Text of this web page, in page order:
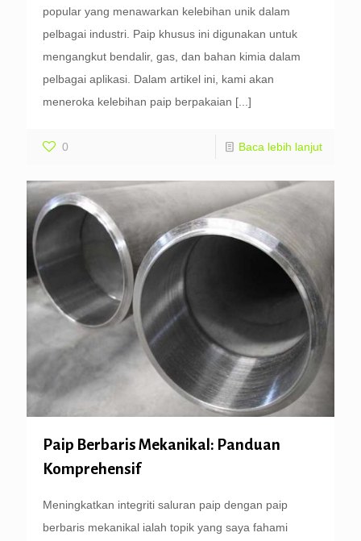
popular yang menawarkan kelebihan unik dalam
pelbagai industri. Paip khusus ini digunakan untuk
mengangkut bendalir, gas, dan bahan kimia dalam
pelbagai aplikasi. Dalam artikel ini, kami akan
meneroka kelebihan paip berpakaian [...]
0 Baca lebih lanjut
Paip Berbaris Mekanikal: Panduan
Komprehensif
Meningkatkan integriti saluran paip dengan paip
berbaris mekanikal ialah topik yang saya fahami